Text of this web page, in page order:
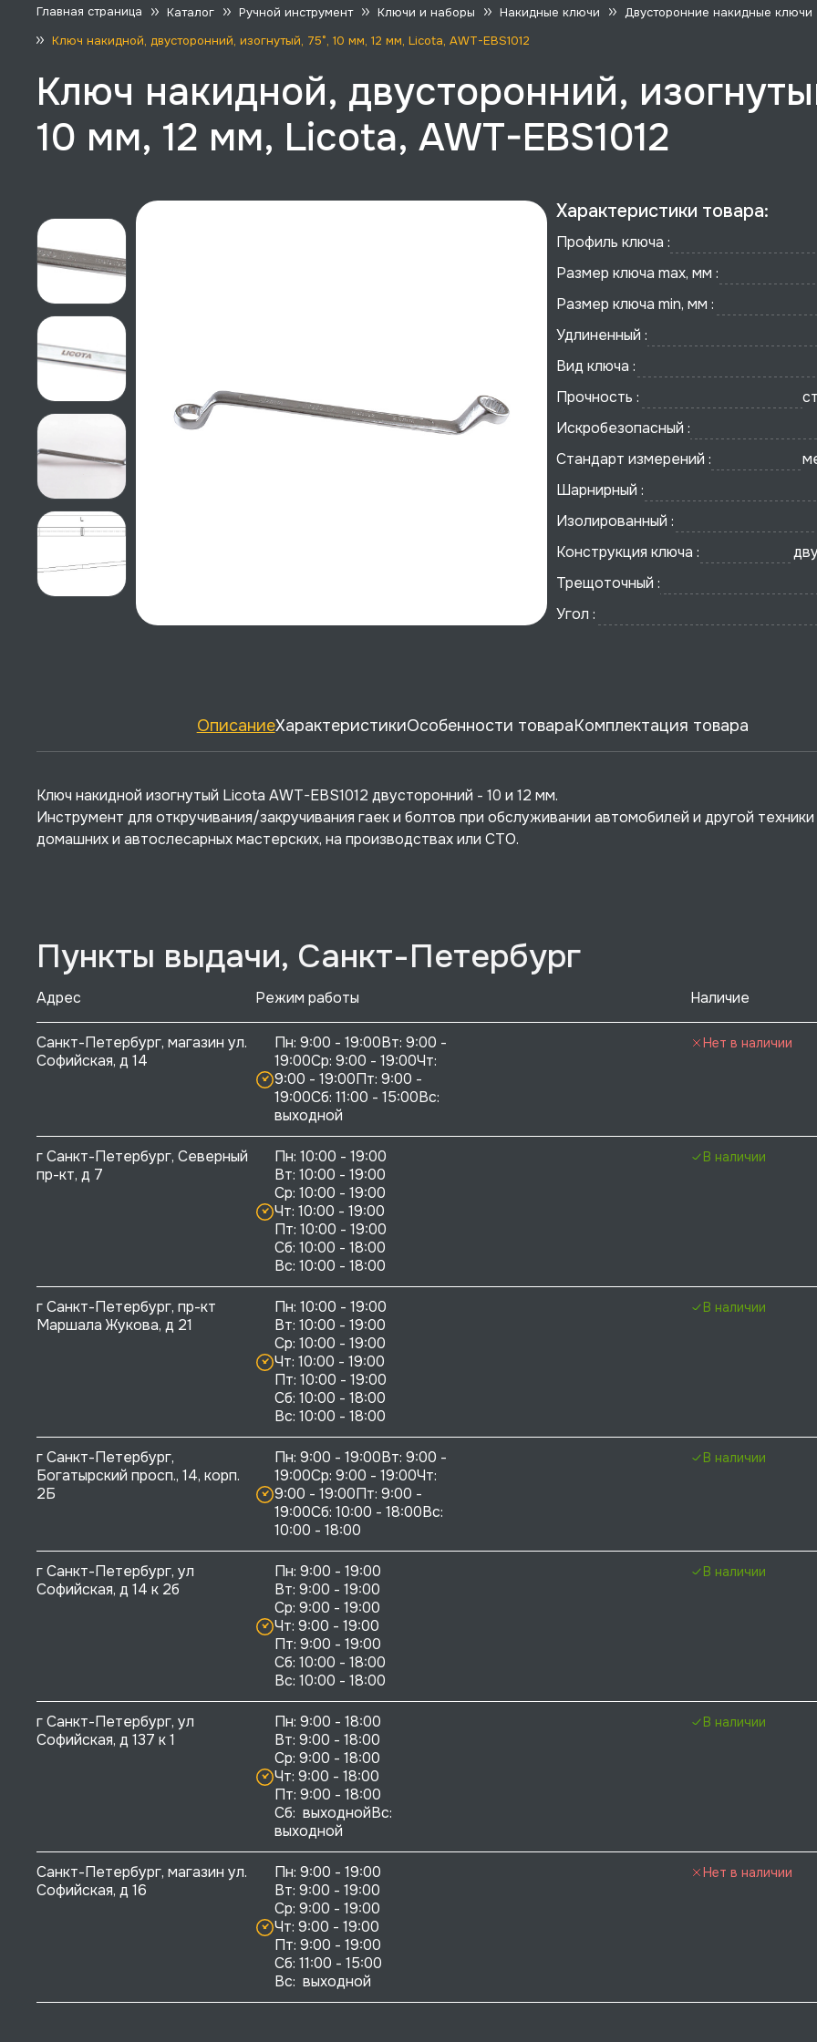
Главная страница Каталог Ручной инструмент Ключи и наборы Накидные ключи
Двусторонние накидные ключи
Ключ накидной, двусторонний, изогнутый, 75°, 10 мм, 12 мм, Licota, AWT-EBS1012
Ключ накидной, двусторонний,
10 мм, 12 мм, Licota, AWT-EBS1012
Характеристики товара:
Профиль ключа :
Размер ключа max, мм :
Размер ключа min, мм :
Удлиненный :
Вид ключа :
Прочность :
Искробезопасный :
Стандарт измерений :
Шарнирный :
Изолированный :
Конструкция ключа :
Трещоточный :
Угол :
ОписаниеХарактеристикиОсобенности товараКомплектация товара
Ключ накидной изогнутый Licota AWT-EBS1012 двусторонний - 10 и 12 мм.
Инструмент для откручивания/закручивания гаек и болтов при обслуживании автомобилей и другой техники
домашних и автослесарных мастерских, на производствах или СТО.
Пункты выдачи, Санкт-Петербург
Адрес Режим работы Наличие
Санкт-Петербург, магазин ул.
Софийская, д 14
Пн: 9:00 - 19:00Вт: 9:00 -
19:00Ср: 9:00 - 19:00Чт:
9:00 - 19:00Пт: 9:00 -
19:00Сб: 11:00 - 15:00Вс:
выходной
Нет в наличии
г Санкт-Петербург, Северный
пр-кт, д 7
Пн: 10:00 - 19:00
Вт: 10:00 - 19:00
Ср: 10:00 - 19:00
Чт: 10:00 - 19:00
Пт: 10:00 - 19:00
Сб: 10:00 - 18:00
В наличии
г Санкт-Петербург, пр-кт
Маршала Жукова, д 21
Пн: 10:00 - 19:00
Вт: 10:00 - 19:00
Ср: 10:00 - 19:00
Чт: 10:00 - 19:00
Пт: 10:00 - 19:00
Сб: 10:00 - 18:00
В наличии
г Санкт-Петербург,
Богатырский просп., 14, корп.
2Б
Пн: 9:00 - 19:00Вт: 9:00 -
19:00Ср: 9:00 - 19:00Чт:
9:00 - 19:00Пт: 9:00 -
19:00Сб: 10:00 - 18:00Вс:
10:00 - 18:00
В наличии
г Санкт-Петербург, ул
Софийская, д 14 к 2б
Пн: 9:00 - 19:00
Вт: 9:00 - 19:00
Ср: 9:00 - 19:00
Чт: 9:00 - 19:00
Пт: 9:00 - 19:00
Сб: 10:00 - 18:00
В наличии
г Санкт-Петербург, ул
Софийская, д 137 к 1
Пн: 9:00 - 18:00
Вт: 9:00 - 18:00
Ср: 9:00 - 18:00
Чт: 9:00 - 18:00
Пт: 9:00 - 18:00
Сб:  выходнойВс:
выходной
В наличии
Санкт-Петербург, магазин ул.
Софийская, д 16
Пн: 9:00 - 19:00
Вт: 9:00 - 19:00
Ср: 9:00 - 19:00
Чт: 9:00 - 19:00
Пт: 9:00 - 19:00
Сб: 11:00 - 15:00
Вс:  выходной
Нет в наличии